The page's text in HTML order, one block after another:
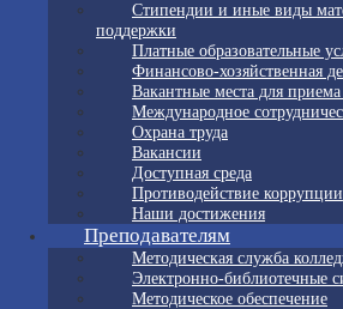
Стипендии и иные виды
поддержки
Платные образовательные
Финансово-хозяйственная
Вакантные места для
Международное
Охрана труда
Вакансии
Доступная среда
Противодействие коррупции
Наши достижения
Преподавателям
Методическая служба
Электронно-библиотечные
Методическое обеспечение